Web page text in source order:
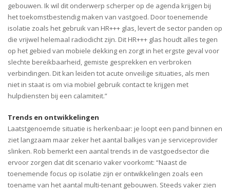
gebouwen. Ik wil dit onderwerp scherper op de agenda krijgen bij
het toekomstbestendig maken van vastgoed. Door toenemende
isolatie zoals het gebruik van HR+++ glas, levert de sector panden op
die vrijwel helemaal radiodicht zijn. Dit HR+++ glas houdt alles tegen
op het gebied van mobiele dekking en zorgt in het ergste geval voor
slechte bereikbaarheid, gemiste gesprekken en verbroken
verbindingen. Dit kan leiden tot acute onveilige situaties, als men
niet in staat is om via mobiel gebruik contact te krijgen met
hulpdiensten bij een calamiteit.”
Trends en ontwikkelingen
Laatstgenoemde situatie is herkenbaar: je loopt een pand binnen en
ziet langzaam maar zeker het aantal balkjes van je serviceprovider
slinken. Rob bemerkt een aantal trends in de vastgoedsector die
ervoor zorgen dat dit scenario vaker voorkomt: “Naast de
toenemende focus op isolatie zijn er ontwikkelingen zoals een
toename van het aantal multi-tenant gebouwen. Steeds vaker zien